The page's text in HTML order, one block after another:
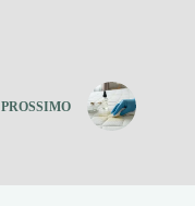
PROSSIMO